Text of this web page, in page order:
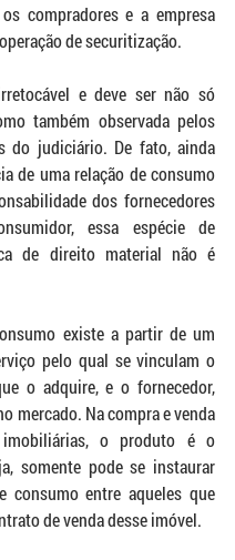
compradores e a empresa
de securitização.
e deve ser não só
também observada pelos
do judiciário. De fato, ainda
de uma relação de consumo
dos fornecedores
essa espécie de
de direito material não é
existe a partir de um
pelo qual se vinculam o
o adquire, e o fornecedor,
mercado. Na compra e venda
o produto é o
somente pode se instaurar
consumo entre aqueles que
de venda desse imóvel.